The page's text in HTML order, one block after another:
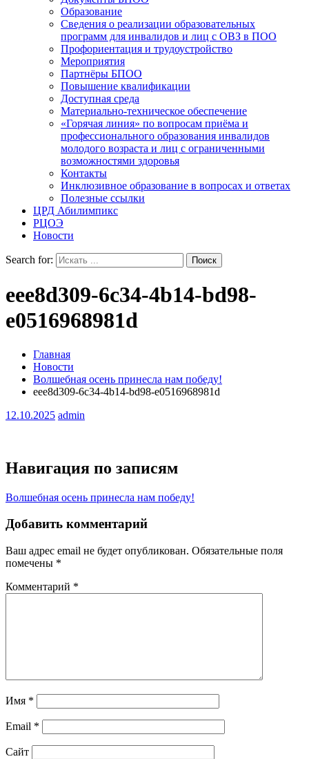
Образование
Сведения о реализации образовательных
программ для инвалидов и лиц с ОВЗ в ПОО
Профориентация и трудоустройство
Мероприятия
Партнёры БПОО
Повышение квалификации
Доступная среда
Материально-техническое обеспечение
«Горячая линия» по вопросам приёма и
профессионального образования инвалидов
молодого возраста и лиц с ограниченными
возможностями здоровья
Контакты
Инклюзивное образование в вопросах и ответах
Полезные ссылки
ЦРД Абилимпикс
РЦОЭ
Новости
Search for:
eee8d309-6c34-4b14-bd98-
e0516968981d
Главная
Новости
Волшебная осень принесла нам победу!
eee8d309-6c34-4b14-bd98-e0516968981d
12.10.2025 admin
Навигация по записям
Волшебная осень принесла нам победу!
Добавить комментарий
Ваш адрес email не будет опубликован. Обязательные поля
помечены *
Комментарий *
Имя *
Email *
Сайт